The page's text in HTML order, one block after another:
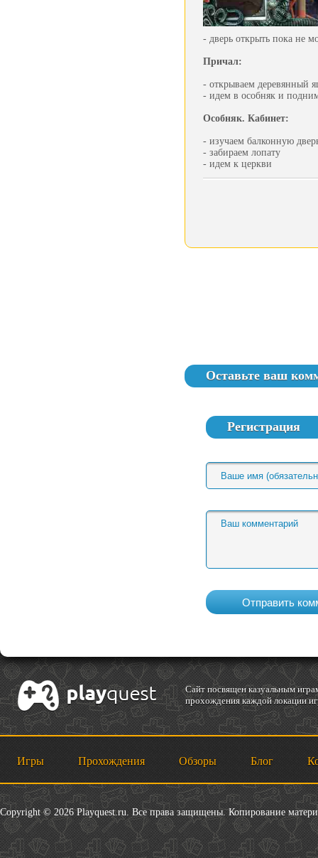
- дверь открыть пока не
Причал:
- открываем деревянный
- идем в особняк и
Особняк. Кабинет:
- изучаем балконную
- забираем лопату
- идем к церкви
Оставьте ваш
Регистрация
Cайт посвящен казуальным
прохождения каждой локации
Игры Прохождения Обзоры Блог
Copyright © 2026 Playquest.ru. Все права защищены. Копирование